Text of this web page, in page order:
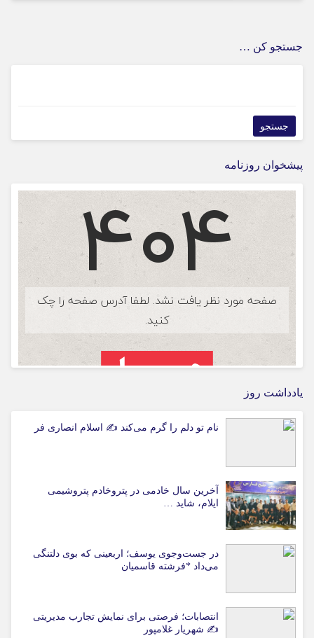
جستجو کن …
پیشخوان روزنامه
یادداشت روز
نام تو دلم را گرم می‌کند ✍️ اسلام انصاری فر
آخرین سال خادمی در پتروخادم پتروشیمی
ایلام، شاید …
در جست‌وجوی یوسف؛ اربعینی که بوی دلتنگی
می‌داد *فرشته قاسمیان
انتصابات؛ فرصتی برای نمایش تجارب مدیریتی
✍ شهریار غلامپور